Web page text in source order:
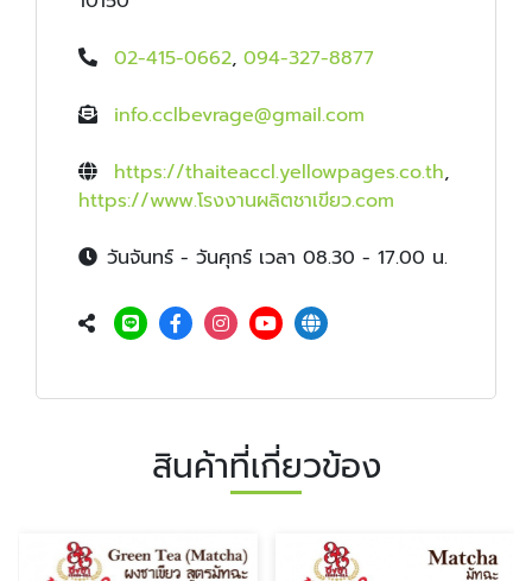
02-415-0662, 094-327-8877
info.cclbevrage@gmail.com
https://thaiteaccl.yellowpages.co.th,
https://www.โรงงานผลิตชาเขียว.com
วันจันทร์ - วันศุกร์ เวลา 08.30 - 17.00 น.
สินค้าที่เกี่ยวข้อง